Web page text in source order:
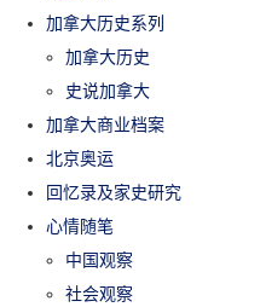
加拿大历史系列
加拿大历史
史说加拿大
加拿大商业档案
北京奥运
回忆录及家史研究
心情随笔
中国观察
社会观察